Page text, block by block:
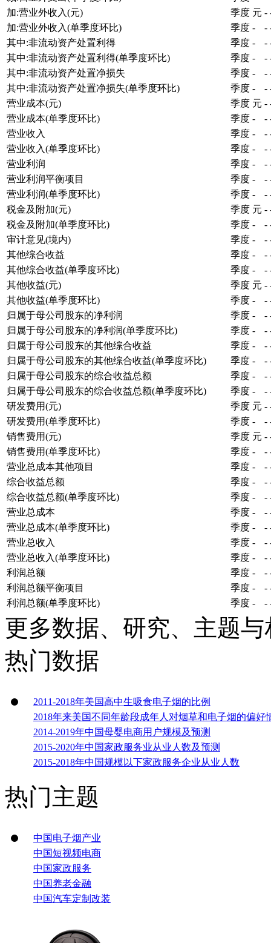
加:营业外收入(元)
季度 元 -
加:营业外收入(单季度环比)
季度 - -
其中:非流动资产处置利得
季度 - -
其中:非流动资产处置利得(单季度环比)
季度 - -
其中:非流动资产处置净损失
季度 - -
其中:非流动资产处置净损失(单季度环比)
季度 - -
营业成本(元)
季度 元 -
营业成本(单季度环比)
季度 - -
营业收入
季度 - -
营业收入(单季度环比)
季度 - -
营业利润
季度 - -
营业利润平衡项目
季度 - -
营业利润(单季度环比)
季度 - -
税金及附加(元)
季度 元 -
税金及附加(单季度环比)
季度 - -
审计意见(境内)
季度 - -
其他综合收益
季度 - -
其他综合收益(单季度环比)
季度 - -
其他收益(元)
季度 元 -
其他收益(单季度环比)
季度 - -
归属于母公司股东的净利润
季度 - -
归属于母公司股东的净利润(单季度环比)
季度 - -
归属于母公司股东的其他综合收益
季度 - -
归属于母公司股东的其他综合收益(单季度环比)
季度 - -
归属于母公司股东的综合收益总额
季度 - -
归属于母公司股东的综合收益总额(单季度环比)
季度 - -
研发费用(元)
季度 元 -
研发费用(单季度环比)
季度 - -
销售费用(元)
季度 元 -
销售费用(单季度环比)
季度 - -
营业总成本其他项目
季度 - -
综合收益总额
季度 - -
综合收益总额(单季度环比)
季度 - -
营业总成本
季度 - -
营业总成本(单季度环比)
季度 - -
营业总收入
季度 - -
营业总收入(单季度环比)
季度 - -
利润总额
季度 - -
利润总额平衡项目
季度 - -
利润总额(单季度环比)
季度 - -
更多数据、研究、主题
热门数据
2011-2018年美国高中生吸食电子烟的比例
2018年来美国不同年龄段成年人对烟草和电子烟的偏好
2014-2019年中国母婴电商用户规模及预测
2015-2020年中国家政服务业从业人数及预测
2015-2018年中国规模以下家政服务企业从业人数
热门主题
中国电子烟产业
中国短视频电商
中国家政服务
中国养老金融
中国汽车定制改装